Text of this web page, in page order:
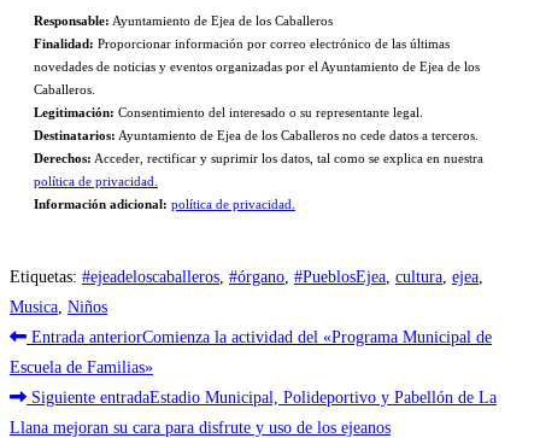
Responsable: Ayuntamiento de Ejea de los Caballeros
Finalidad: Proporcionar información por correo electrónico de las últimas
novedades de noticias y eventos organizadas por el Ayuntamiento de Ejea de los
Caballeros.
Legitimación: Consentimiento del interesado o su representante legal.
Destinatarios: Ayuntamiento de Ejea de los Caballeros no cede datos a terceros.
Derechos: Acceder, rectificar y suprimir los datos, tal como se explica en nuestra
política de privacidad.
Información adicional: política de privacidad.
Etiquetas: #ejeadeloscaballeros #órgano #PueblosEjea cultura ejea
Musica Niños
Leer
más
artículos
Entrada anteriorComienza la actividad del «Programa Municipal de
Escuela de Familias»
Siguiente entradaEstadio Municipal, Polideportivo y Pabellón de La
Llana mejoran su cara para disfrute y uso de los ejeanos